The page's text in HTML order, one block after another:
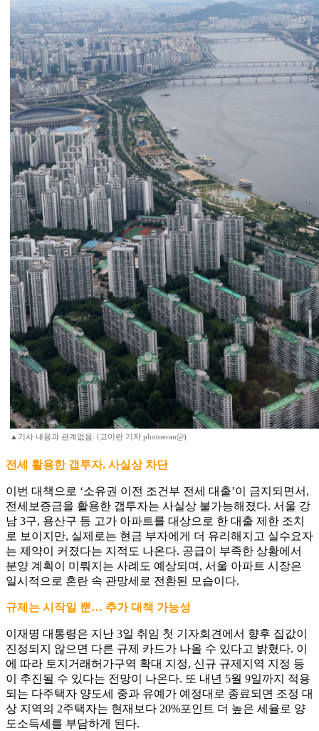
▲기사 내용과 관계없음. (고이란 기자 photoeran@)
전세 활용한 갭투자, 사실상 차단
이번 대책으로 ‘소유권 이전 조건부 전세 대출’이 금지되면서,
전세보증금을 활용한 갭투자는 사실상 불가능해졌다. 서울 강
남 3구, 용산구 등 고가 아파트를 대상으로 한 대출 제한 조치
로 보이지만, 실제로는 현금 부자에게 더 유리해지고 실수요자
는 제약이 커졌다는 지적도 나온다. 공급이 부족한 상황에서
분양 계획이 미뤄지는 사례도 예상되며, 서울 아파트 시장은
일시적으로 혼란 속 관망세로 전환된 모습이다.
규제는 시작일 뿐… 추가 대책 가능성
이재명 대통령은 지난 3일 취임 첫 기자회견에서 향후 집값이
진정되지 않으면 다른 규제 카드가 나올 수 있다고 밝혔다. 이
에 따라 토지거래허가구역 확대 지정, 신규 규제지역 지정 등
이 추진될 수 있다는 전망이 나온다. 또 내년 5월 9일까지 적용
되는 다주택자 양도세 중과 유예가 예정대로 종료되면 조정 대
상 지역의 2주택자는 현재보다 20%포인트 더 높은 세율로 양
도소득세를 부담하게 된다.